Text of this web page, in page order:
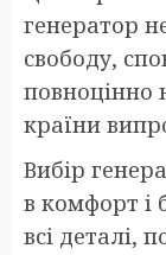
генератор
свободу,
повноцінно
країни
Вибір
в комфорт і
всі деталі,